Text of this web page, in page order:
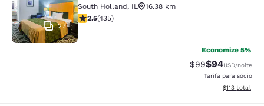
27
South Holland, IL
16.38 km
classificação 2.47 estrelas. Razoável. 435 avaliações
2.5(435)
Economize 5%
Tarifa anterior
$99Tarifa com
$94USD/noite
Tarifa para sócio
Exibir
$113 total